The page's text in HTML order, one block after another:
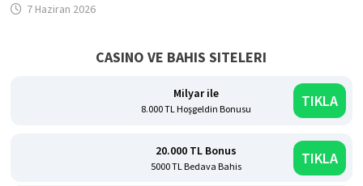
7 Haziran 2026
CASINO VE BAHIS SITELERI
Milyar ile
8.000 TL Hoşgeldin Bonusu TIKLA
20.000 TL Bonus
5000 TL Bedava Bahis TIKLA